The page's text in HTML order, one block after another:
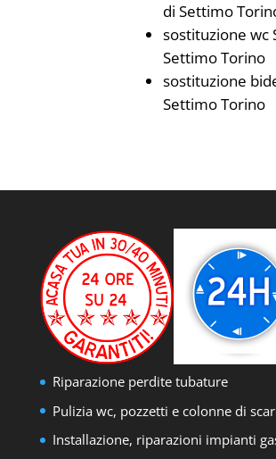
di Settimo
sostituzione wc
Settimo Torino
sostituzione
Settimo Torino
Riparazione perdite tubature
Pulizia wc, pozzetti e colonne di
Installazione, riparazioni impianti